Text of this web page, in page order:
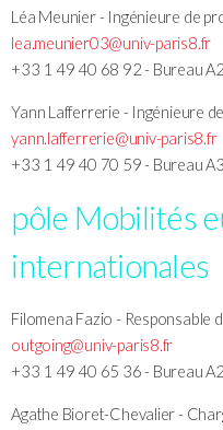
Léa Meunier - Ingénieure de
lea.meunier03@univ-paris8.fr
+33 1 49 40 68 92 - Bureau
Yann Lafferrerie - Ingénieure
yann.lafferrerie@univ-paris8.fr
+33 1 49 40 70 59 - Bureau
pôle Mobilités
internationales
Filomena Fazio - Responsable
outgoing@univ-paris8.fr
+33 1 49 40 65 36 - Bureau
Agathe Bioret-Chevalier -